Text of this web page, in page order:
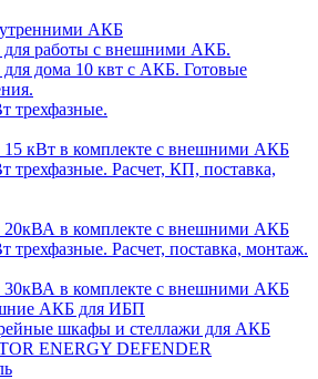
АКБ
работы с внешними АКБ.
дома 10 квт с АКБ. Готовые
трехфазные.
кВт в комплекте с внешними АКБ
трехфазные. Расчет, КП, поставка,
в комплекте с внешними АКБ
Расчет, поставка, монтаж.
в комплекте с внешними АКБ
АКБ для ИБП
шкафы и стеллажи для АКБ
ENERGY DEFENDER